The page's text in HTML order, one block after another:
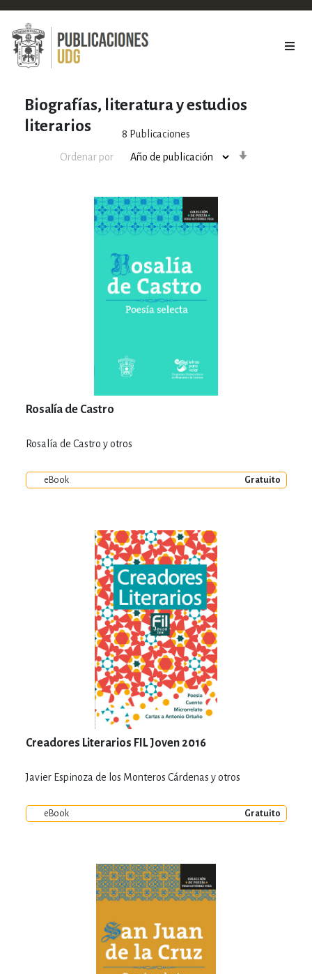
Biografías, literatura y estudios
literarios
8 Publicaciones
Ordenar por
Rosalía de Castro
Rosalía de Castro y otros
eBook Gratuito
Creadores Literarios FIL Joven 2016
Javier Espinoza de los Monteros Cárdenas y otros
eBook Gratuito